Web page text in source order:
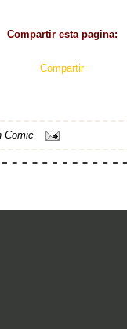
Compartir esta pagina:
Compartir
Comic